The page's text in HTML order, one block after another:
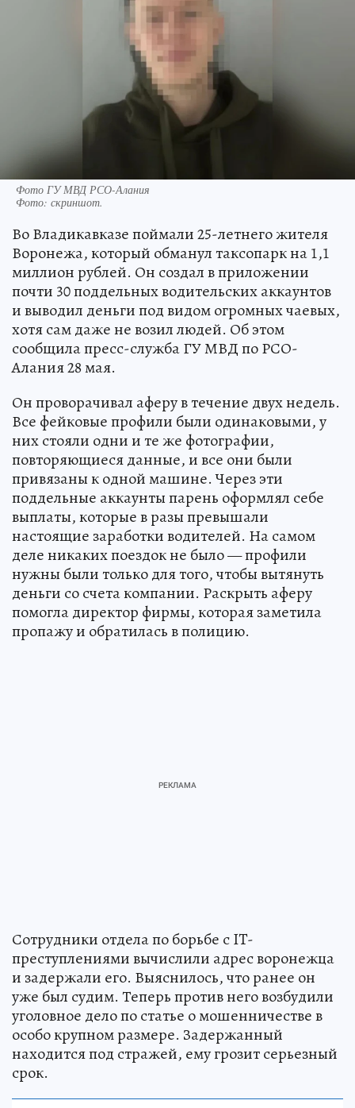
Фото ГУ МВД РСО-Алания
Фото: скриншот.
Во Владикавказе поймали 25-летнего жителя
Воронежа, который обманул таксопарк на 1,1
миллион рублей. Он создал в приложении
почти 30 поддельных водительских аккаунтов
и выводил деньги под видом огромных чаевых,
хотя сам даже не возил людей. Об этом
сообщила пресс-служба ГУ МВД по РСО-
Алания 28 мая.
Он проворачивал аферу в течение двух недель.
Все фейковые профили были одинаковыми, у
них стояли одни и те же фотографии,
повторяющиеся данные, и все они были
привязаны к одной машине. Через эти
поддельные аккаунты парень оформлял себе
выплаты, которые в разы превышали
настоящие заработки водителей. На самом
деле никаких поездок не было — профили
нужны были только для того, чтобы вытянуть
деньги со счета компании. Раскрыть аферу
помогла директор фирмы, которая заметила
пропажу и обратилась в полицию.
Сотрудники отдела по борьбе с IT-
преступлениями вычислили адрес воронежца
и задержали его. Выяснилось, что ранее он
уже был судим. Теперь против него возбудили
уголовное дело по статье о мошенничестве в
особо крупном размере. Задержанный
находится под стражей, ему грозит серьезный
срок.